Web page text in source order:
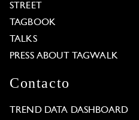
STREET
TAGBOOK
TALKS
PRESS ABOUT TAGWALK
Contacto
TREND DATA DASHBOARD